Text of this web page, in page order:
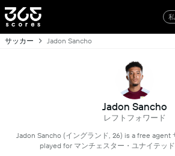
サッカー Jadon Sancho
Jadon Sancho
レフトフォワード
Jadon Sancho (イングランド, 26) is a free agent
played for マンチェスター・ユナイテッ